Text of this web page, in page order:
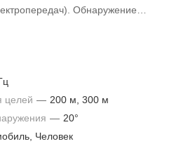
Обнаружение
300 м. Состав: радар,
целей — 200 м, 300 м
— 20°
Человек